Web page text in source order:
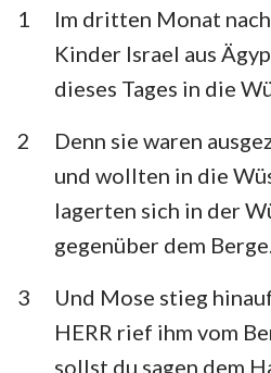
Esther
Psalm
Jesaja
Klagelieder
Daniel
Joel
Obadja
1
Im dritten Monat
Kinder Israel aus
dieses Tages in die
2
Denn sie waren
und wollten in die
lagerten sich in der
gegenüber dem Berge.
3
Und Mose stieg
HERR rief ihm vom
sollst du sagen dem